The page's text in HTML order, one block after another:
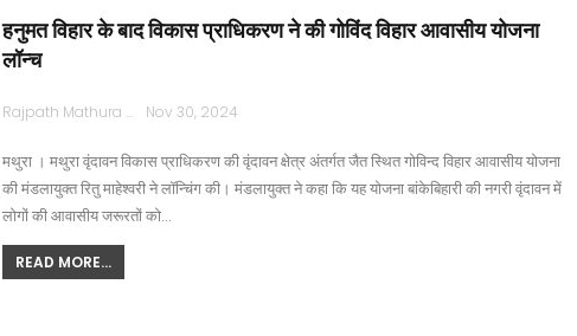
हनुमत विहार के बाद विकास प्राधिकरण ने की गोविंद विहार आवासीय योजना
लॉन्च
Rajpath Mathura Nov 30, 2024
मथुरा । मथुरा वृंदावन विकास प्राधिकरण की वृंदावन क्षेत्र अंतर्गत जैत स्थित गोविन्द विहार आवासीय योजना
की मंडलायुक्त रितु माहेश्वरी ने लॉन्चिंग की। मंडलायुक्त ने कहा कि यह योजना बांकेबिहारी की नगरी वृंदावन में
लोगों की आवासीय जरूरतों को…
READ MORE...